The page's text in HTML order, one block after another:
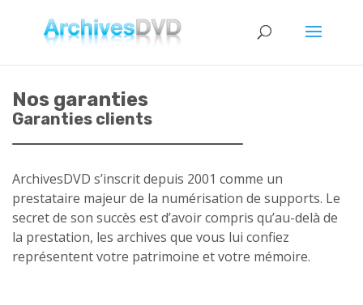
Nos garanties
Garanties clients
ArchivesDVD s’inscrit depuis 2001 comme un
prestataire majeur de la numérisation de supports. Le
secret de son succès est d’avoir compris qu’au-delà de
la prestation, les archives que vous lui confiez
représentent votre patrimoine et votre mémoire.